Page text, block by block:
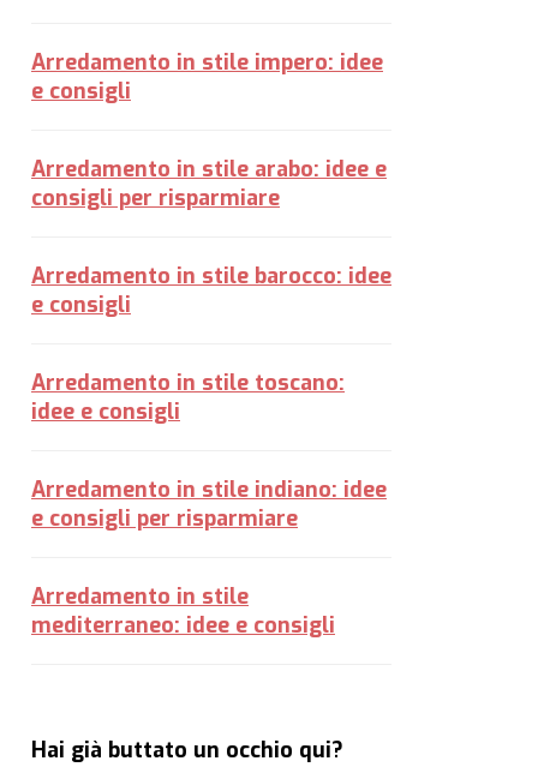
Arredamento in stile impero: idee
e consigli
Arredamento in stile arabo: idee e
consigli per risparmiare
Arredamento in stile barocco: idee
e consigli
Arredamento in stile toscano:
idee e consigli
Arredamento in stile indiano: idee
e consigli per risparmiare
Arredamento in stile
mediterraneo: idee e consigli
Hai già buttato un occhio qui?